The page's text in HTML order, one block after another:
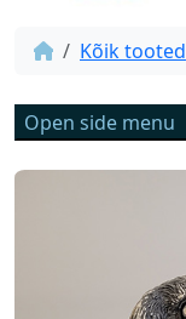
Kõik tooted
Open side menu